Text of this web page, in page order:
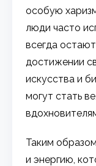
особую
люди часто
всегда
достижении
искусства и
могут стать
Таким
и энергию,